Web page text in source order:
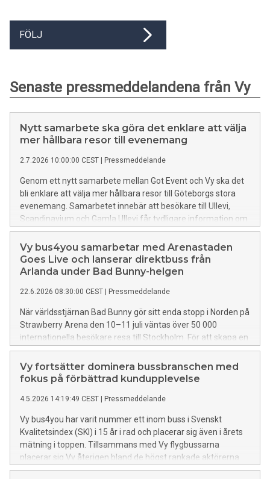
FÖLJ
Senaste pressmeddelandena från Vy
Nytt samarbete ska göra det enklare att välja
mer hållbara resor till evenemang
2.7.2026 10:00:00 CEST | Pressmeddelande
Genom ett nytt samarbete mellan Got Event och Vy ska det
bli enklare att välja mer hållbara resor till Göteborgs stora
evenemang. Samarbetet innebär att besökare till Ullevi,
Scandinavium och Gamla Ullevi får tydligare information om
möjligheten att resa med buss som ett alternativ till bilen.
Vy bus4you samarbetar med Arenastaden
Goes Live och lanserar direktbuss från
Arlanda under Bad Bunny-helgen
22.6.2026 08:30:00 CEST | Pressmeddelande
När världsstjärnan Bad Bunny gör sitt enda stopp i Norden på
Strawberry Arena den 10–11 juli väntas över 50 000
internationella besökare resa till Stockholm. För att skapa en
bekvämare, mer hållbar och ännu bättre gästupplevelse så
lanserar Vy bus4you en direktbuss mellan Arlanda Airport
och Arenastaden den 9–11 juli.
Vy fortsätter dominera bussbranschen med
fokus på förbättrad kundupplevelse
4.5.2026 14:19:49 CEST | Pressmeddelande
Vy bus4you har varit nummer ett inom buss i Svenskt
Kvalitetsindex (SKI) i 15 år i rad och placerar sig även i årets
mätning i toppen. Tillsammans med Vy flygbussarna
placerar sig Vy återigen bland de högst rankade aktörerna
inom busstransport.